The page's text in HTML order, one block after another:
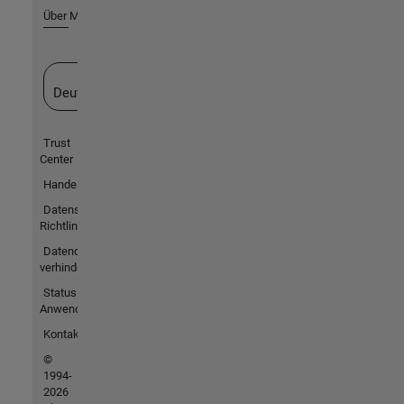
Über MathWorks
Deutschland
Trust
Center
Handelsmarken
Datenschutz-
Richtlinien
Datendiebstahl
verhindern
Status von
Anwendungen
Kontakt
©
1994-
2026